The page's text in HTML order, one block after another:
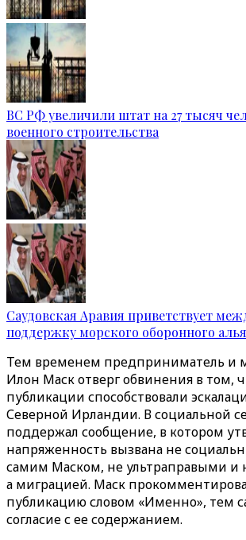
ВС РФ увеличили штат на 27 тысяч
военного строительства
Саудовская Аравия приветствует
поддержку морского оборонного
Тем временем предприниматель и
Илон Маск отверг обвинения в том,
публикации способствовали
Северной Ирландии. В социальной
поддержал сообщение, в котором
напряженность вызвана не
самим Маском, не ультраправыми и
а миграцией. Маск
публикацию словом «Именно», тем
согласие с ее содержанием.